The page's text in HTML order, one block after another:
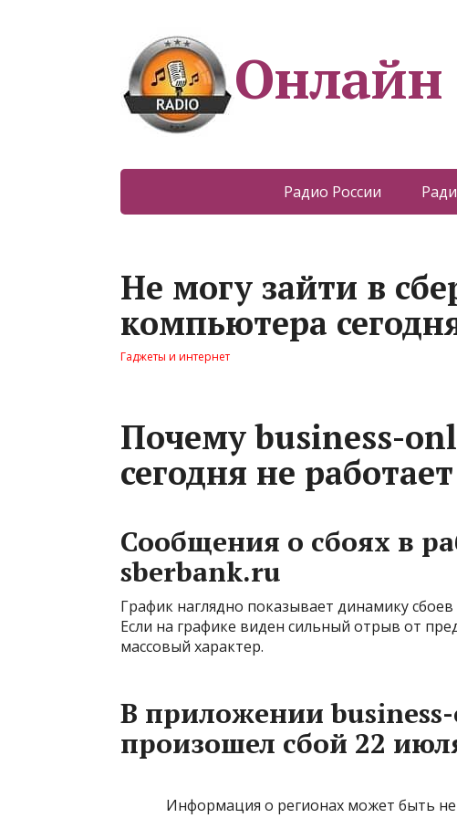
Онлайн
Радио России
Не могу зайти в
компьютера
Гаджеты и интернет
Почему business-
сегодня не
Сообщения о сбоях в
sberbank.ru
График наглядно показывает динамику сбоев
Если на графике виден сильный отрыв от
массовый характер.
В приложении
произошел сбой 22
Информация о регионах может быть